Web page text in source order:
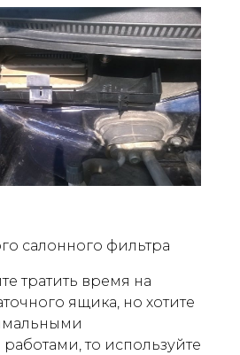
салонного фильтра
тратить время на
ящика, но хотите
то используйте